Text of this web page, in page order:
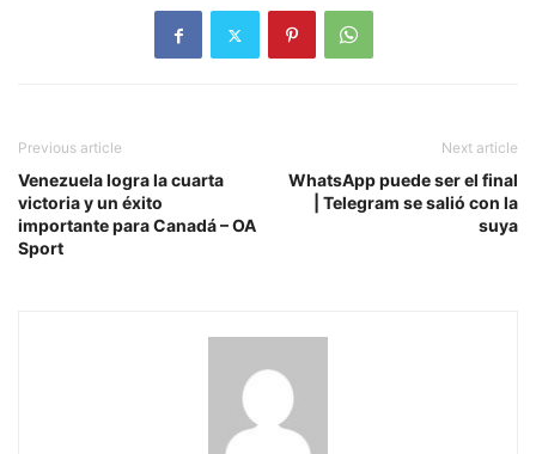
Previous article
Venezuela logra la cuarta
victoria y un éxito
importante para Canadá – OA
Sport
Next article
WhatsApp puede ser el final
| Telegram se salió con la
suya